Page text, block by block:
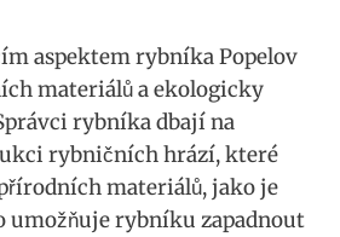
aspektem rybníka Popelov
materiálů a ekologicky
rybníka dbají na
rybničních hrází, které
materiálů, jako je
umožňuje rybníku zapadnout